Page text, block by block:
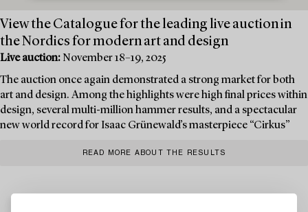
View the Catalogue for the leading live auction in
the Nordics for modern art and design
Live auction: November 18–19, 2025
The auction once again demonstrated a strong market for both
art and design. Among the highlights were high final prices within
design, several multi-million hammer results, and a spectacular
new world record for Isaac Grünewald’s masterpiece “Cirkus”
READ MORE ABOUT THE RESULTS